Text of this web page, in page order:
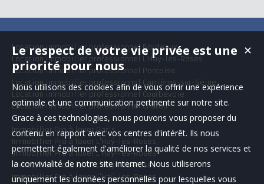
Location immobilier professionnel Bordeaux
Location immobilier professionnel L'Haÿ-les-Roses
Location immobilier professionnel Pontoise
Location immobilier professionnel Carrières-sur-Seine
Location immobilier professionnel Courbevoie
Location immobilier professionnel Chatou
Immobilier Pro à louer Paris
Immobilier Pro à louer L'Haÿ-les-Roses
Immobilier Pro à louer L'Haÿ-les-Roses
Immobilier Pro à louer L'Haÿ-les-Roses
Immobilier Pro à louer L'Haÿ-les-Roses
✕
Le respect de votre vie privée est une
priorité pour nous
Nous utilisons des cookies afin de vous offrir une expérience
optimale et une communication pertinente sur notre site.
Grace à ces technologies, nous pouvons vous proposer du
contenu en rapport avec vos centres d'intérêt. Ils nous
permettent également d'améliorer la qualité de nos services et
la convivialité de notre site internet. Nous utiliserons
uniquement les données personnelles pour lesquelles vous